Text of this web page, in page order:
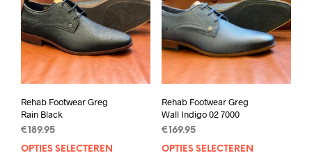
Rehab Footwear Greg
Rain Black
€ 189.95
OPTIES SELECTEREN
Dit
Rehab Footwear Greg
Wall Indigo 02 7000
€ 169.95
OPTIES SELECTEREN